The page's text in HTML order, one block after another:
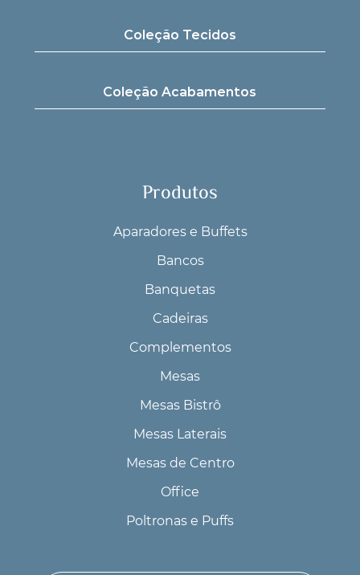
Coleção Tecidos
Coleção Acabamentos
Produtos
Aparadores e Buffets
Bancos
Banquetas
Cadeiras
Complementos
Mesas
Mesas Bistrô
Mesas Laterais
Mesas de Centro
Office
Poltronas e Puffs